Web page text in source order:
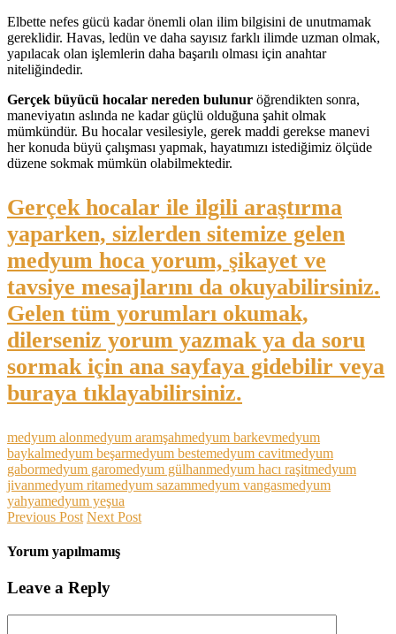
Elbette nefes gücü kadar önemli olan ilim bilgisini de unutmamak
gereklidir. Havas, ledün ve daha sayısız farklı ilimde uzman olmak,
yapılacak olan işlemlerin daha başarılı olması için anahtar
niteliğindedir.
Gerçek büyücü hocalar nereden bulunur öğrendikten sonra,
maneviyatın aslında ne kadar güçlü olduğuna şahit olmak
mümkündür. Bu hocalar vesilesiyle, gerek maddi gerekse manevi
her konuda büyü çalışması yapmak, hayatımızı istediğimiz ölçüde
düzene sokmak mümkün olabilmektedir.
Gerçek hocalar ile ilgili araştırma
yaparken, sizlerden sitemize gelen
medyum hoca yorum, şikayet ve
tavsiye mesajlarını da okuyabilirsiniz.
Gelen tüm yorumları okumak,
dilerseniz yorum yazmak ya da soru
sormak için ana sayfaya gidebilir veya
buraya tıklayabilirsiniz.
medyum alonmedyum aramşahmedyum barkevmedyum
baykalmedyum beşarmedyum bestemedyum cavitmedyum
gabormedyum garomedyum gülhanmedyum hacı raşitmedyum
jivanmedyum ritamedyum sazammedyum vangasmedyum
yahyamedyum yeşua
Previous Post Next Post
Yorum yapılmamış
Leave a Reply